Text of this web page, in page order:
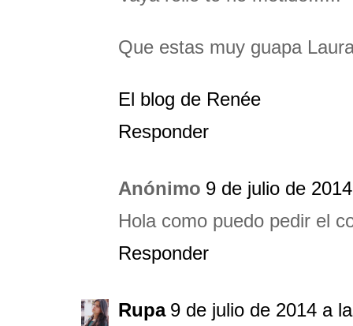
Que estas muy guapa
El blog de Renée
Responder
Anónimo 9 de julio de
Hola como puedo pedir el
Responder
Rupa 9 de julio de 2014 a